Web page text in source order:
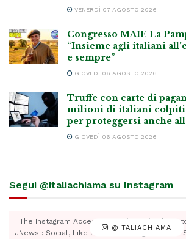
VENERDÌ 07 AGOSTO 2026
Congresso MAIE La
“Insieme agli italiani
e sempre”
GIOVEDÌ 06 AGOSTO 2026
Truffe con carte di
milioni di italiani
per proteggersi anche
GIOVEDÌ 06 AGOSTO 2026
Segui @italiachiama su Instagram
@ITALIACHIAMA
The Instagram Access Token is expired, Go
JNews : Social, Like & View > Instagram Feed